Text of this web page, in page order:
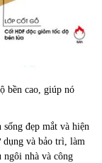
bền cao, giúp nó
đẹp mắt và hiện
dụng và bảo trì, làm
ngôi nhà và công